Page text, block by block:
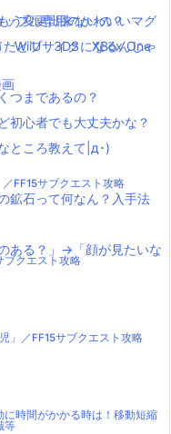
う変更出来ないの？
とブサイクになるんじゃ
つまであるの？
初心者でも大丈夫かな？
ところ教えて|д･)
鉱石って何なん？入手法
ある？」→「顔が見たいな
プル専用のかわいいマグ
WiiU 3DS
XBox One
FF15サブクエスト攻略
ブクエスト攻略
」／FF15サブクエスト攻略
に時間がかかる時は！移動短縮
等